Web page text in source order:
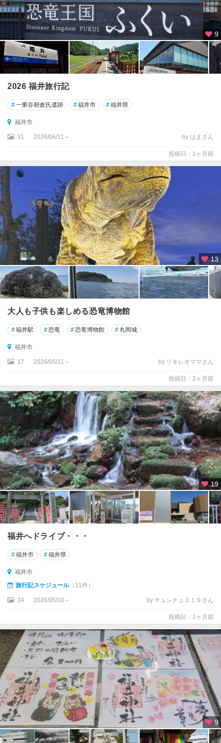
9
2026 福井旅行記
#一乗谷朝倉氏遺跡 #福井市 #福井県
福井市
31 2026/06/11～ by はまさん
投稿日：1ヶ月前
13
大人も子供も楽しめる恐竜博物館
#福井駅 #恐竜 #恐竜博物館 # 丸岡城
福井市
17 2026/05/31～ by リキレオママさん
投稿日：2ヶ月前
19
福井へドライブ・・・
#福井市 #福井県
福井市
旅行記スケジュール（11件）
34 2026/05/10～ by チュンチュ３１９さん
投稿日：1ヶ月前
9